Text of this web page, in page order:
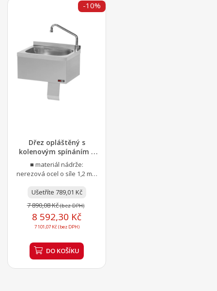
Dřez opláštěný s
kolenovým spínáním |
REDFOX - UM 43 + KOB 3
■ materiál nádrže:
nerezová ocel o síle 1,2 mm
nerezová ocel o síle 0,8...
Ušetříte 789,01 Kč
7 890,08 Kč(bez DPH)
-10%
8 592,30 Kč
7 101,07 Kč (bez DPH)
DO KOŠÍKU